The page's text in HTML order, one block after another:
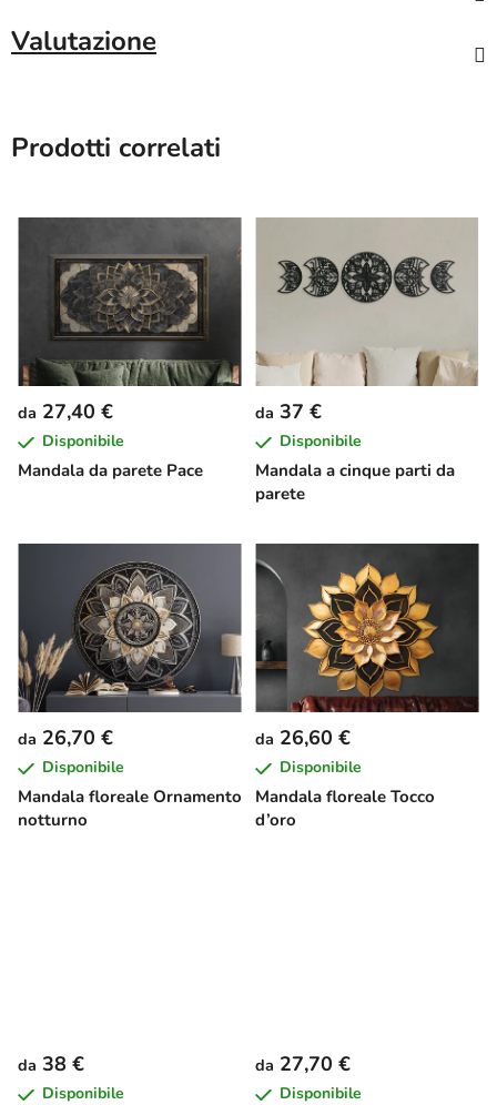
Valutazione
Prodotti correlati
Mandala da parete Pace
da 27,40 €
Disponibile
Mandala a cinque parti da
parete
da 37 €
Disponibile
Mandala floreale Ornamento
notturno
da 26,70 €
Disponibile
Mandala floreale Tocco
d’oro
da 26,60 €
Disponibile
da 38 €
Disponibile
da 27,70 €
Disponibile